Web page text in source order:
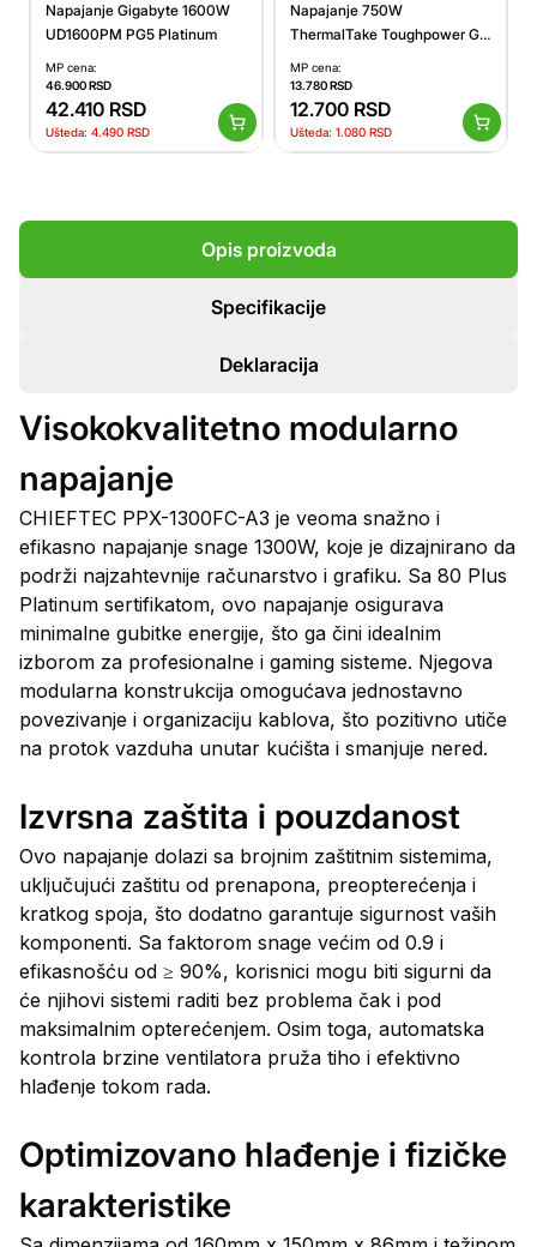
Napajanje Gigabyte 1600W
UD1600PM PG5 Platinum
MP cena:
46.900RSD
42.410 RSD
Ušteda: 4.490 RSD
Napajanje 750W
ThermalTake Toughpower GT
80 plus Gold
MP cena:
13.780RSD
12.700 RSD
Ušteda: 1.080 RSD
Opis proizvoda
Specifikacije
Deklaracija
Visokokvalitetno modularno
napajanje
CHIEFTEC PPX-1300FC-A3 je veoma snažno i
efikasno napajanje snage 1300W, koje je dizajnirano da
podrži najzahtevnije računarstvo i grafiku. Sa 80 Plus
Platinum sertifikatom, ovo napajanje osigurava
minimalne gubitke energije, što ga čini idealnim
izborom za profesionalne i gaming sisteme. Njegova
modularna konstrukcija omogućava jednostavno
povezivanje i organizaciju kablova, što pozitivno utiče
na protok vazduha unutar kućišta i smanjuje nered.
Izvrsna zaštita i pouzdanost
Ovo napajanje dolazi sa brojnim zaštitnim sistemima,
uključujući zaštitu od prenapona, preopterećenja i
kratkog spoja, što dodatno garantuje sigurnost vaših
komponenti. Sa faktorom snage većim od 0.9 i
efikasnošću od ≥ 90%, korisnici mogu biti sigurni da
će njihovi sistemi raditi bez problema čak i pod
maksimalnim opterećenjem. Osim toga, automatska
kontrola brzine ventilatora pruža tiho i efektivno
hlađenje tokom rada.
Optimizovano hlađenje i fizičke
karakteristike